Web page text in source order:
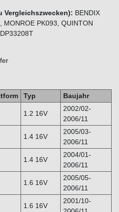
Vergleichszwecken): BENDIX
PK093, QUINTON
Typ Baujahr
1.2 16V
2002/02-
2006/11
1.4 16V
2005/03-
2006/11
1.4 16V
2004/01-
2006/11
1.6 16V
2005/05-
2006/11
1.6 16V
2001/10-